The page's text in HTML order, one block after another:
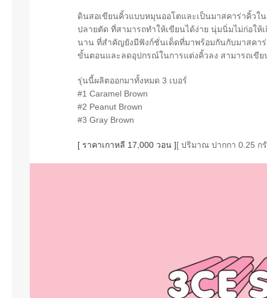
ดินสอเขียนคิ้วแบบหมุนออโตและเป็นมาสคาร่าคิ้วใ
ปลายตัด ที่สามารถทำให้เขียนได้ง่าย นุ่มนิ่มไม่ก่อให้
นาน ที่สำคัญยังมีฟังก์ชั่นเด็ดที่มาพร้อมกันกับมาสคา
ขั้นตอนและลดอุปกรณ์ในการแต่งคิ้วลง สามารถเขี
รุ่นนี้ผลิตออกมาทั้งหมด 3 เบอร์
#1 Caramel Brown
#2 Peanut Brown
#3 Gray Brown
[ ราคาเกาหลี 17,000 วอน ][ ปริมาณ ปากกา 0.25 ก